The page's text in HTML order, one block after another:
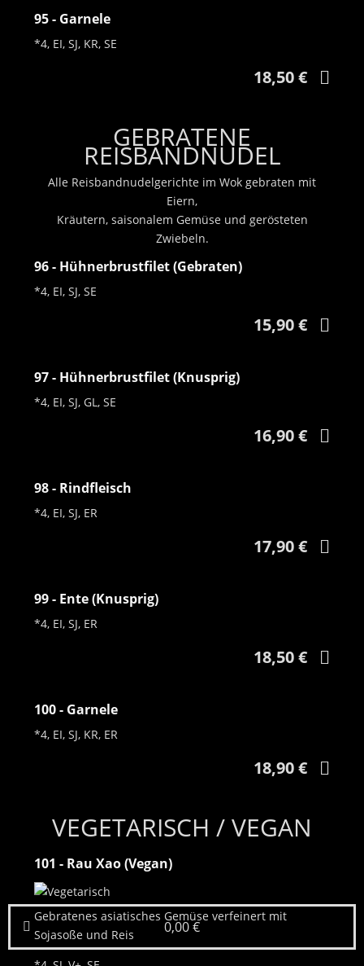
95 - Garnele
*4, EI, SJ, KR, SE
18,50 €
GEBRATENE
REISBANDNUDEL
Alle Reisbandnudelgerichte im Wok gebraten mit
Eiern,
Kräutern, saisonalem Gemüse und gerösteten
Zwiebeln.
96 - Hühnerbrustfilet (Gebraten)
*4, EI, SJ, SE
15,90 €
97 - Hühnerbrustfilet (Knusprig)
*4, EI, SJ, GL, SE
16,90 €
98 - Rindfleisch
*4, EI, SJ, ER
17,90 €
99 - Ente (Knusprig)
*4, EI, SJ, ER
18,50 €
100 - Garnele
*4, EI, SJ, KR, ER
18,90 €
VEGETARISCH / VEGAN
101 - Rau Xao (Vegan)
Gebratenes asiatisches Gemüse verfeinert mit
Sojasoße und Reis
0,00 €